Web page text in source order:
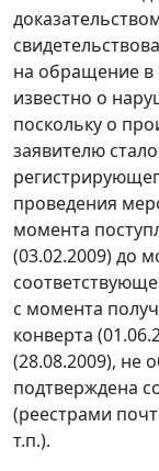
на обращение в
известно о
поскольку о
заявителю
проведения
момента
(03.02.2009) до
с момента
конверта
(28.08.2009), не
подтверждена
(реестрами
т.п.).